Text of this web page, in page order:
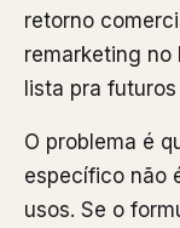
retorno
remarketing no
lista pra
O problema é
específico não
usos. Se o